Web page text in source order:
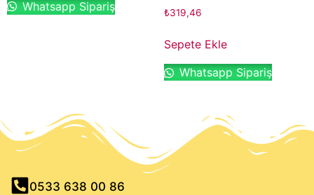
Whatsapp Sipariş
₺319,46
Sepete Ekle
Whatsapp Sipariş
0533 638 00 86